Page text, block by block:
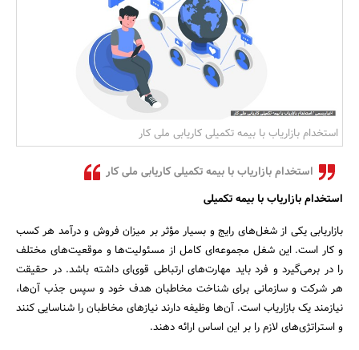
مسکن و ساختمان
استخدام بازاریاب با بیمه تکمیلی کاریابی ملی کار
استخدام بازاریاب با بیمه تکمیلی کاریابی ملی کار
استخدام بازاریاب با بیمه تکمیلی
بازاریابی یکی از شغل‌های رایج و بسیار مؤثر بر میزان فروش و درآمد هر کسب
و کار است. این شغل مجموعه‌ای کامل از مسئولیت‌ها و موقعیت‌های مختلف
را در برمی‌گیرد و فرد باید مهارت‌های ارتباطی قوی‌ای داشته باشد. در حقیقت
هر شرکت و سازمانی برای شناخت مخاطبان هدف خود و سپس جذب آن‌ها،
نیازمند یک بازاریاب است. آن‌ها وظیفه دارند نیازهای مخاطبان را شناسایی کنند
و استراتژی‌های لازم را بر این اساس ارائه دهند.